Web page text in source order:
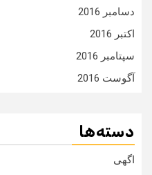
دسامبر 2016
اکتبر 2016
سپتامبر 2016
آگوست 2016
دسته‌ها
اگهی